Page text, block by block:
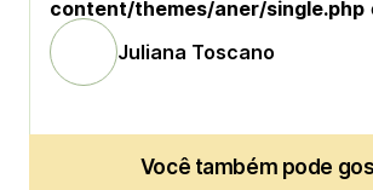
content/themes/aner/single.php
Juliana Toscano
Você também pode